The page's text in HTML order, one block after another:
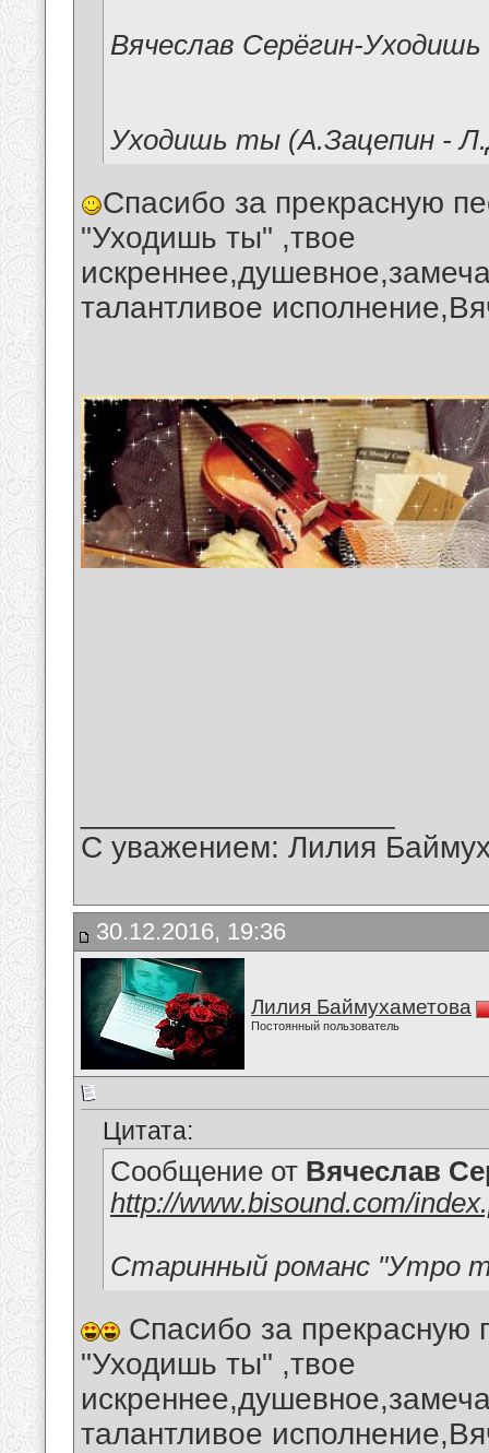
Вячеслав Серёгин-
Уходишь ты (А.Зацепин -
Спасибо за прекрасную
"Уходишь ты" ,твое
талантливое
С уважением: Лилия
30.12.2016, 19:36
Лилия Баймухаметова
Постоянный пользователь
Цитата:
Сообщение от Вячеслав
http://www.bisound.com/
Старинный романс "Утро
Спасибо за
"Уходишь ты" ,твое
талантливое